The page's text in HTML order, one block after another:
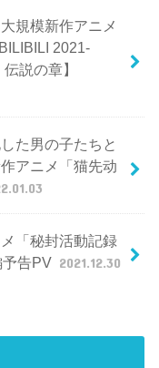
規模新作アニメ
2021-
説の章】
た男の子たちと
アニメ「猫先动
「秘封活動記録
告PV 2021.12.30